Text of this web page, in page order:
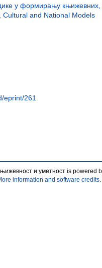
у формирању
Cultural and National Models
eprint/261
и уметност is powered
information and software credits.